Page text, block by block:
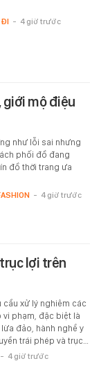
ĐI - 4 giờ trước
mộ điệu
như lỗi sai nhưng
phối đồ đang
đồ thời trang ưa
- 4 giờ trước
lợi trên
cầu xử lý nghiêm các
vi phạm, đặc biệt là
đảo, hành nghề y
trái phép và trục…
- 4 giờ trước